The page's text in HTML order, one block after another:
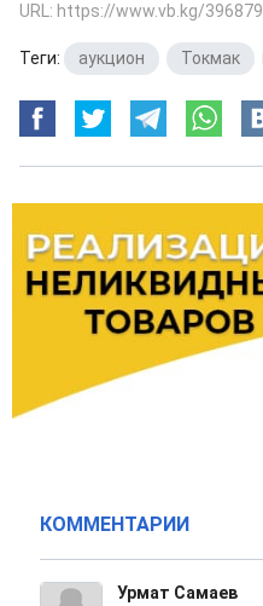
URL: https://www.vb.kg/396879
Теги: аукцион Токмак
КОММЕНТАРИИ
Урмат Самаев